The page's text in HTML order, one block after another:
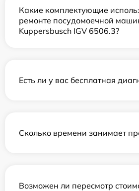
Какие комплектующие
ремонте посудомоечной
Kuppersbusch IGV 6506.3?
Есть ли у вас бесплатная
Сколько времени занимает
Возможен ли пересмотр